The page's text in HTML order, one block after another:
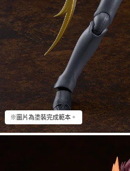
※圖片為塗裝完成範本。